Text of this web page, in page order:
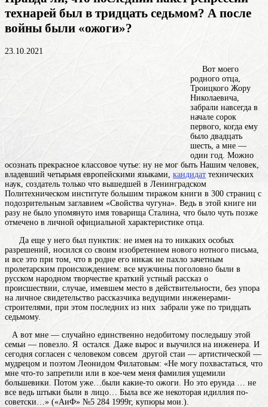
технарей был в тридцать седьмом? А после
войны были «ожоги»?
23.10.2021
Вот моего
родного отца,
Троицкого Жору
Николаевича,
забрали навсегда в
начале сорок
первого, когда ему
было двадцать
шесть, а мне —
один год. Можно
осознать прекрасное классовое чутье: ну не мог быть Нашим человек,
владевший четырьмя европейскими языками, кандидат технических
наук, создатель только что вышедшей в Ленинградском
Политехническом институте большим тиражом книги в 300 страниц с
подозрительным заглавием «Свойства чугуна». Ведь в этой книге ни
разу не было упомянуто имя товарища Сталина, что было чуть позже
отмечено в личной официальной характеристике отца.
Да еще у него был пунктик: не имея на то никаких особых
разрешений, носился со своим изобретением нового нотного письма,
и все это при том, что в родне его никак не пахло зачетным
пролетарским происхождением: все мужчины поголовно были в
русском народном творчестве краткий устный рассказ о
происшествии, случае, имевшем место в действительности, без упора
на личное свидетельство рассказчика ведущими инженерами-
строителями, при этом последних из них забрали уже по тридцать
седьмому.
А вот мне — случайно единственно недобитому последышу этой
семьи — повезло. Я остался. Даже вырос и выучился на инженера. И
сегодня согласен с человеком совсем другой стаи — артистической —
мудрецом и поэтом Леонидом Филатовым: «Не могу похвастаться, что
мне что-то запретили или в кое-чем меня фамилия ущемили
большевики. Потом уже…были какие-то ожоги. Но это ерунда … не
все ведь штыки были в лицо… Была все же некоторая идиллия по-
советски…» («АиФ» №5 284 1999г, купюры мои.).